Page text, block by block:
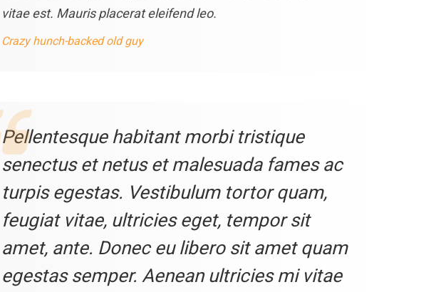
vitae est. Mauris placerat eleifend leo.
Crazy hunch-backed old guy
Pellentesque habitant morbi tristique
senectus et netus et malesuada fames ac
turpis egestas. Vestibulum tortor quam,
feugiat vitae, ultricies eget, tempor sit
amet, ante. Donec eu libero sit amet quam
egestas semper. Aenean ultricies mi vitae